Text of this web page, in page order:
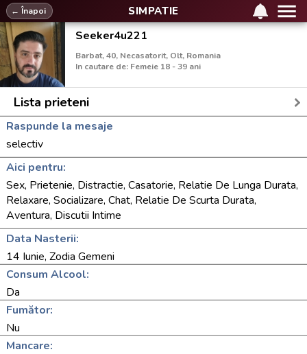
SIMPATIE
← Înapoi
Seeker4u221
Barbat, 40, Necasatorit, Olt, Romania
In cautare de: Femeie 18 - 39 ani
Lista prieteni
Raspunde la mesaje
selectiv
Aici pentru:
Sex, Prietenie, Distractie, Casatorie, Relatie De Lunga Durata,
Relaxare, Socializare, Chat, Relatie De Scurta Durata,
Aventura, Discutii Intime
Data Nasterii:
14 Iunie, Zodia Gemeni
Consum Alcool:
Da
Fumător:
Nu
Mancare: